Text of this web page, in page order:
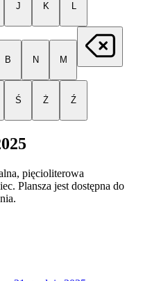
J K L
B N M
Ś Ż Ź
pięcioliterowa
Plansza jest dostępna do